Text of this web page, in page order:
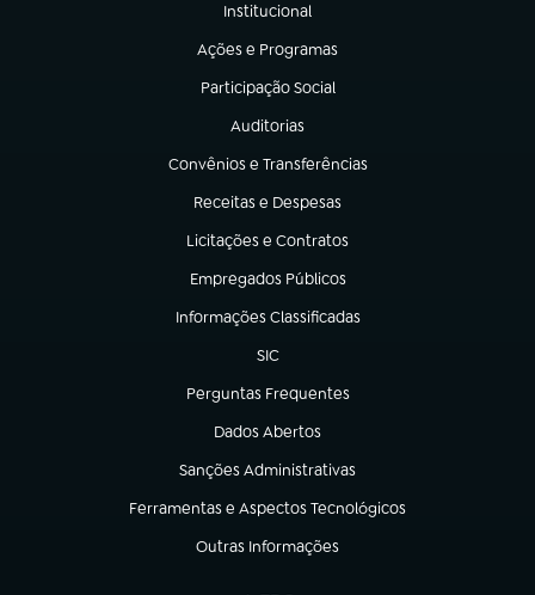
Institucional
(abre em nova aba)
Ações e Programas
(abre em nova aba)
Participação Social
(abre em nova aba)
Auditorias
(abre em nova aba)
Convênios e Transferências
(abre em nova aba)
Receitas e Despesas
(abre em nova aba)
Licitações e Contratos
(abre em nova aba)
Empregados Públicos
(abre em nova aba)
Informações Classificadas
(abre em nova aba)
SIC
(abre em nova aba)
Perguntas Frequentes
(abre em nova aba)
Dados Abertos
(abre em nova aba)
Sanções Administrativas
(abre em nova aba)
Ferramentas e Aspectos Tecnológicos
(abre em nova aba)
Outras Informações
(abre em nova aba)